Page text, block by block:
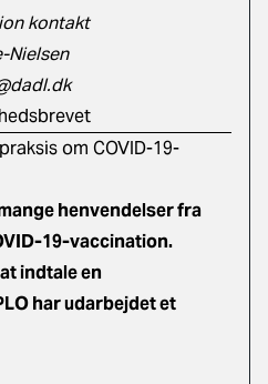
kontakt
Nielsen
om COVID-19-
henvendelser fra
19-vaccination.
indtale en
har udarbejdet et